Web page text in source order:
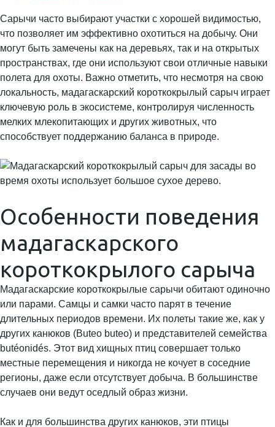
Сарычи часто выбирают участки с хорошей видимостью,
что позволяет им эффективно охотиться на добычу. Они
могут быть замечены как на деревьях, так и на открытых
пространствах, где они используют свои отличные навыки
полета для охоты. Важно отметить, что несмотря на свою
локальность, мадагаскарский короткокрылый сарыч играет
ключевую роль в экосистеме, контролируя численность
мелких млекопитающих и других животных, что
способствует поддержанию баланса в природе.
Особенности поведения
мадагаскарского
короткокрылого сарыча
Мадагаскарские короткокрылые сарычи обитают одиночно
или парами. Самцы и самки часто парят в течение
длительных периодов времени. Их полеты такие же, как у
других канюков (Buteo buteo) и представителей семейства
butéonidés. Этот вид хищных птиц совершает только
местные перемещения и никогда не кочует в соседние
регионы, даже если отсутствует добыча. В большинстве
случаев они ведут оседлый образ жизни.
Как и для большинства других канюков, эти птицы